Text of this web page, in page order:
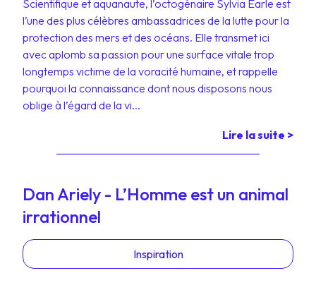
Scientifique et aquanaute, l’octogénaire Sylvia Earle est
l’une des plus célèbres ambassadrices de la lutte pour la
protection des mers et des océans. Elle transmet ici
avec aplomb sa passion pour une surface vitale trop
longtemps victime de la voracité humaine, et rappelle
pourquoi la connaissance dont nous disposons nous
oblige à l’égard de la vi...
Lire la suite >
Dan Ariely - L’Homme est un animal
irrationnel
Inspiration